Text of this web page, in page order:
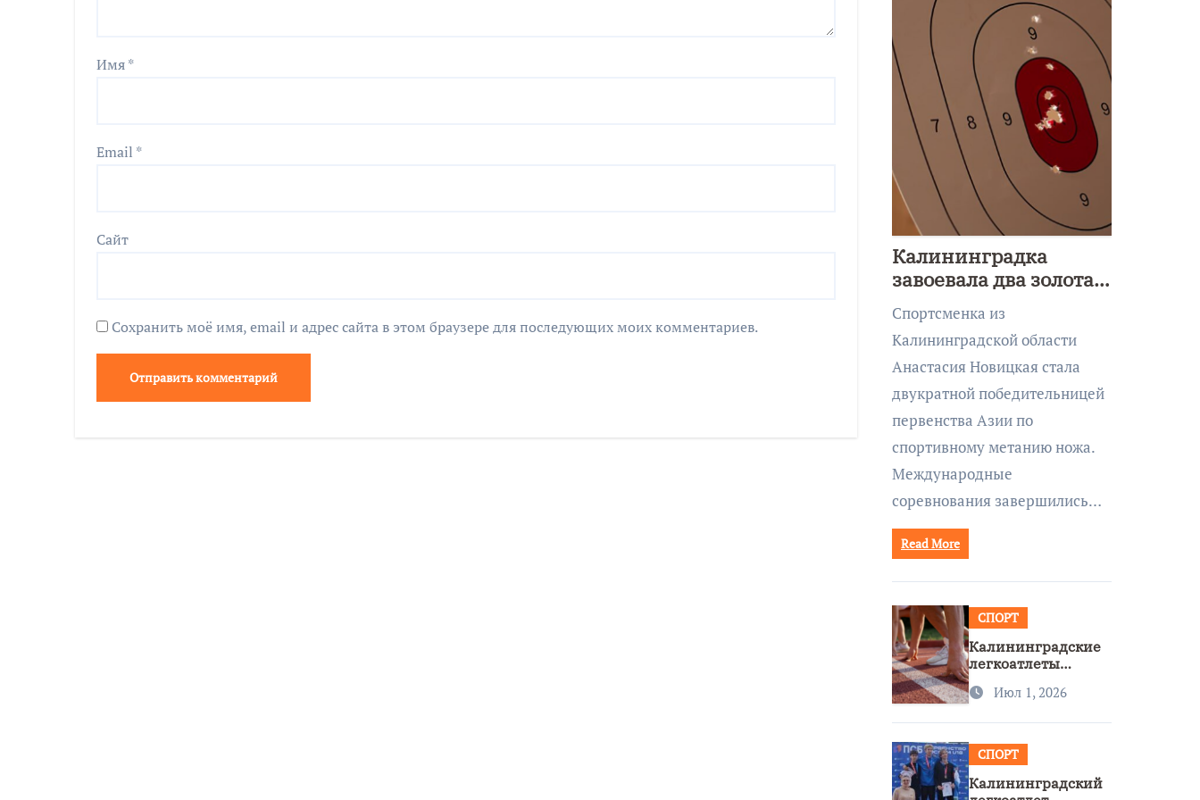
Имя*
Email *
Сайт
Сохранить моё имя, email и адрес сайта в этом браузере для последующих моих комментариев.
Калининградка
завоевала два золота
первенства Азии по
метанию ножа
Спортсменка из
Калининградской области
Анастасия Новицкая стала
двукратной победительницей
первенства Азии по
спортивному метанию ножа.
Международные
соревнования завершились…
Read More
СПОРТ
Калининградские
легкоатлеты
бронзы на
Июл 1, 2026
СПОРТ
Калининградский